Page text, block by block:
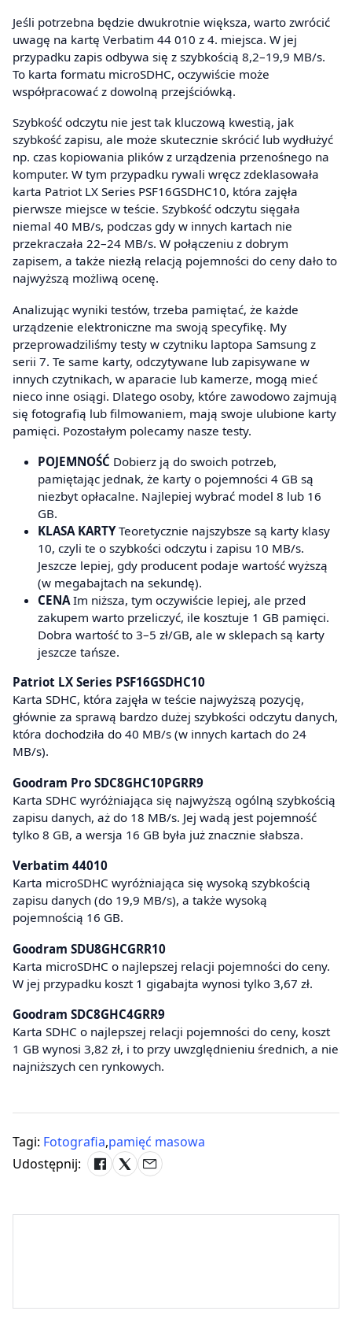
Jeśli potrzebna będzie dwukrotnie większa, warto zwrócić
uwagę na kartę Verbatim 44 010 z 4. miejsca. W jej
przypadku zapis odbywa się z szybkością 8,2–19,9 MB/s.
To karta formatu microSDHC, oczywiście może
współpracować z dowolną przejściówką.
Szybkość odczytu nie jest tak kluczową kwestią, jak
szybkość zapisu, ale może skutecznie skrócić lub wydłużyć
np. czas kopiowania plików z urządzenia przenośnego na
komputer. W tym przypadku rywali wręcz zdeklasowała
karta Patriot LX Series PSF16GSDHC10, która zajęła
pierwsze miejsce w teście. Szybkość odczytu sięgała
niemal 40 MB/s, podczas gdy w innych kartach nie
przekraczała 22–24 MB/s. W połączeniu z dobrym
zapisem, a także niezłą relacją pojemności do ceny dało to
najwyższą możliwą ocenę.
Analizując wyniki testów, trzeba pamiętać, że każde
urządzenie elektroniczne ma swoją specyfikę. My
przeprowadziliśmy testy w czytniku laptopa Samsung z
serii 7. Te same karty, odczytywane lub zapisywane w
innych czytnikach, w aparacie lub kamerze, mogą mieć
nieco inne osiągi. Dlatego osoby, które zawodowo zajmują
się fotografią lub filmowaniem, mają swoje ulubione karty
pamięci. Pozostałym polecamy nasze testy.
POJEMNOŚĆ Dobierz ją do swoich potrzeb,
pamiętając jednak, że karty o pojemności 4 GB są
niezbyt opłacalne. Najlepiej wybrać model 8 lub 16
GB.
KLASA KARTYTeoretycznie najszybsze są karty klasy
10, czyli te o szybkości odczytu i zapisu 10 MB/s.
Jeszcze lepiej, gdy producent podaje wartość wyższą
(w megabajtach na sekundę).
CENAIm niższa, tym oczywiście lepiej, ale przed
zakupem warto przeliczyć, ile kosztuje 1 GB pamięci.
Dobra wartość to 3–5 zł/GB, ale w sklepach są karty
jeszcze tańsze.
Patriot LX Series PSF16GSDHC10
Karta SDHC, która zajęła w teście najwyższą pozycję,
głównie za sprawą bardzo dużej szybkości odczytu danych,
która dochodziła do 40 MB/s (w innych kartach do 24
MB/s).
Goodram Pro SDC8GHC10PGRR9
Karta SDHC wyróżniająca się najwyższą ogólną szybkością
zapisu danych, aż do 18 MB/s. Jej wadą jest pojemność
tylko 8 GB, a wersja 16 GB była już znacznie słabsza.
Verbatim 44010
Karta microSDHC wyróżniająca się wysoką szybkością
zapisu danych (do 19,9 MB/s), a także wysoką
pojemnością 16 GB.
Goodram SDU8GHCGRR10
Karta microSDHC o najlepszej relacji pojemności do ceny.
W jej przypadku koszt 1 gigabajta wynosi tylko 3,67 zł.
Goodram SDC8GHC4GRR9
Karta SDHC o najlepszej relacji pojemności do ceny, koszt
1 GB wynosi 3,82 zł, i to przy uwzględnieniu średnich, a nie
najniższych cen rynkowych.
Tagi: Fotografia,pamięć masowa
Udostępnij: